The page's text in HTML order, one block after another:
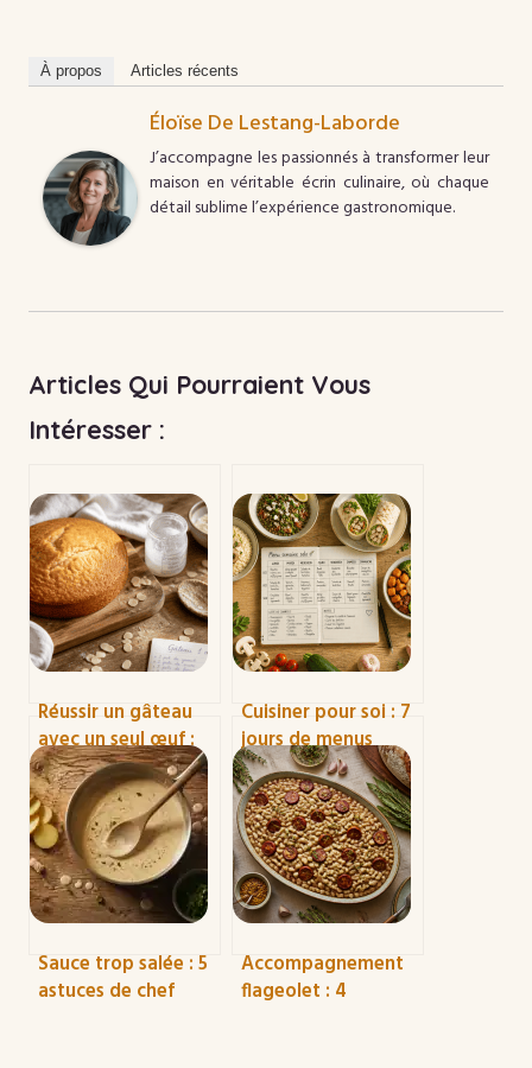
À propos Articles récents
Éloïse De Lestang-Laborde
J’accompagne les passionnés à transformer leur
maison en véritable écrin culinaire, où chaque
détail sublime l’expérience gastronomique.
Articles Qui Pourraient Vous
Intéresser :
Réussir un gâteau
avec un seul œuf :
astuces, textures et
substituts pour un
résultat aérien
Cuisiner pour soi : 7
jours de menus
variés sans
gaspillage ni corvée
Sauce trop salée : 5
astuces de chef
Accompagnement
flageolet : 4